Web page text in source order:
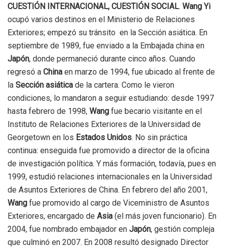
CUESTIÓN INTERNACIONAL, CUESTIÓN SOCIAL. Wang Yi
ocupó varios destinos en el Ministerio de Relaciones
Exteriores; empezó su tránsito en la Sección asiática. En
septiembre de 1989, fue enviado a la Embajada china en
Japón, donde permaneció durante cinco años. Cuando
regresó a China en marzo de 1994, fue ubicado al frente de
la Sección asiática de la cartera. Como le vieron
condiciones, lo mandaron a seguir estudiando: desde 1997
hasta febrero de 1998, Wang fue becario visitante en el
Instituto de Relaciones Exteriores de la Universidad de
Georgetown en los Estados Unidos. No sin práctica
continua: enseguida fue promovido a director de la oficina
de investigación política. Y más formación, todavía, pues en
1999, estudió relaciones internacionales en la Universidad
de Asuntos Exteriores de China. En febrero del año 2001,
Wang fue promovido al cargo de Viceministro de Asuntos
Exteriores, encargado de Asia (el más joven funcionario). En
2004, fue nombrado embajador en Japón, gestión compleja
que culminó en 2007. En 2008 resultó designado Director